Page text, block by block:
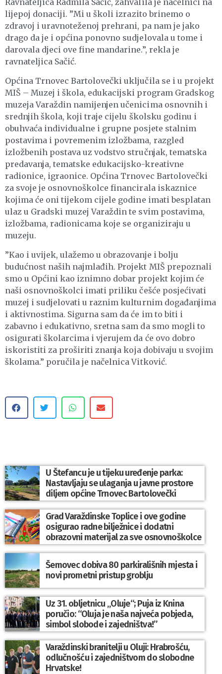
Ravnateljica Radmila Sačić, zahvalila je načelnici na
lijepoj donaciji. ”Mi u školi izrazito brinemo o
zdravoj i uravnoteženoj prehrani, pa nam je jako
drago da je i općina ponovno sudjelovala u tome i
darovala djeci ove fine mandarine.”, rekla je
ravnateljica Sačić.
Općina Trnovec Bartolovečki uključila se i u projekt
MIŠ – Muzej i škola, edukacijski program Gradskog
muzeja Varaždin namijenjen učenicima osnovnih i
srednjih škola, koji traje cijelu školsku godinu i
obuhvaća individualne i grupne posjete stalnim
postavima i povremenim izložbama, razgled
izložbenih postava uz vodstvo stručnjak, tematska
predavanja, tematske edukacijsko-kreativne
radionice, igraonice. Općina Trnovec Bartolovečki
za svoje je osnovnoškolce financirala iskaznice
kojima će oni tijekom cijele godine imati besplatan
ulaz u Gradski muzej Varaždin te svim postavima,
izložbama, radionicama koje se organiziraju u
muzeju.
”Kao i uvijek, ulažemo u obrazovanje i bolju
budućnost naših najmlađih. Projekt MIŠ prepoznali
smo u Općini kao iznimno dobar projekt kojim će
naši osnovnoškolci imati priliku češće posjećivati
muzej i sudjelovati u raznim kulturnim događanjima
i aktivnostima. Sigurna sam da će im to biti i
zabavno i edukativno, sretna sam da smo mogli to
osigurati školarcima i vjerujem da će ovo dobro
iskoristiti za proširiti znanja koja dobivaju u svojim
školama.” poručila je načelnica Vitković.
U Štefancu je u tijeku uređenje parka:
Nastavljaju se ulaganja u javne prostore
diljem općine Trnovec Bartolovečki
Grad Varaždinske Toplice i ove godine
osigurao radne bilježnice i dodatni
obrazovni materijal za sve osnovnoškolce
Šemovec dobiva 80 parkirališnih mjesta i
novi prometni pristup groblju
Uz 31. obljetnicu „Oluje“; Puja iz Knina
poručio: “Oluja je naša najveća pobjeda,
simbol slobode i zajedništva!”
Varaždinski branitelji u Oluji: Hrabrošću,
odlučnošću i zajedništvom do slobodne
Hrvatske!